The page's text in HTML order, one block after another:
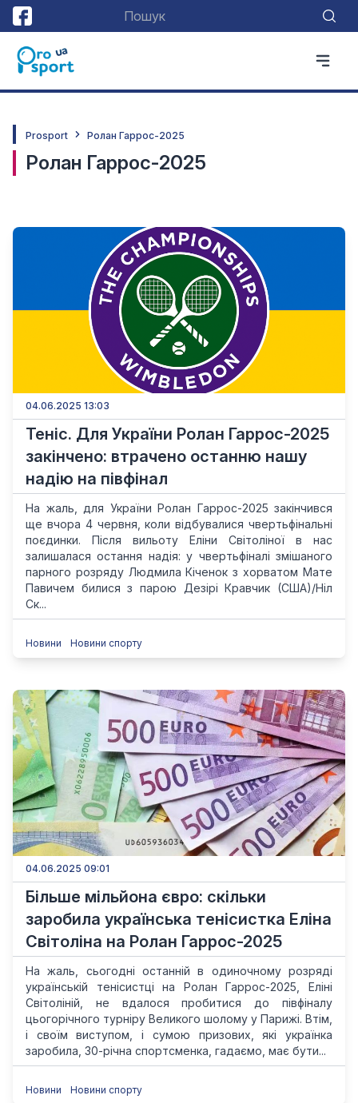
Prosport Ролан Гаррос-2025
Ролан Гаррос-2025
04.06.2025 13:03
Теніс. Для України Ролан Гаррос-2025
закінчено: втрачено останню нашу
надію на півфінал
На жаль, для України Ролан Гаррос-2025 закінчився
ще вчора 4 червня, коли відбувалися чвертьфінальні
поєдинки. Після вильоту Еліни Світоліної в нас
залишалася остання надія: у чвертьфіналі змішаного
парного розряду Людмила Кіченок з хорватом Мате
Павичем билися з парою Дезірі Кравчик (США)/Ніл
Ск...
Новини Новини спорту
04.06.2025 09:01
Більше мільйона євро: скільки
заробила українська тенісистка Еліна
Світоліна на Ролан Гаррос-2025
На жаль, сьогодні останній в одиночному розряді
українській тенісистці на Ролан Гаррос-2025, Еліні
Світоліній, не вдалося пробитися до півфіналу
цьогорічного турніру Великого шолому у Парижі. Втім,
і своїм виступом, і сумою призових, які українка
заробила, 30-річна спортсменка, гадаємо, має бути...
Новини Новини спорту